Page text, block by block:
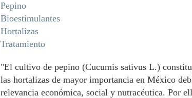
Pepino
Bioestimulantes
Hortalizas
Tratamiento
"El cultivo de pepino (Cucumis sativus L.)
las hortalizas de mayor importancia en México
relevancia económica, social y nutracéutica. Por